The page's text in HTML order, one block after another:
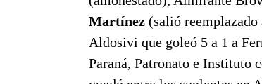
Martínez (salió
Aldosivi que goleó 5 a 1 a
Paraná, Patronato e Instituto